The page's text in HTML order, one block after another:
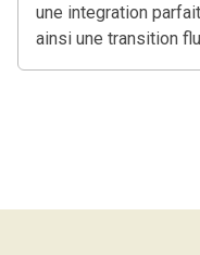
une integration
ainsi une transition